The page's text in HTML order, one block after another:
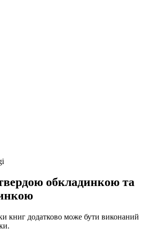
обкладинкою та
книг додатково може бути виконаний